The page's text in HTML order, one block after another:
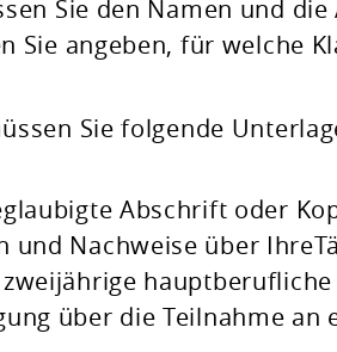
Sie den Namen und
Sie angeben, für welche
Sie folgende
Abschrift oder
und Nachweise über
über die Teilnahme